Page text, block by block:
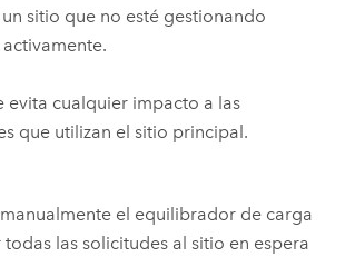
sitio que no esté gestionando
evita cualquier impacto a las
que utilizan el sitio principal.
el equilibrador de carga
todas las solicitudes al sitio en espera